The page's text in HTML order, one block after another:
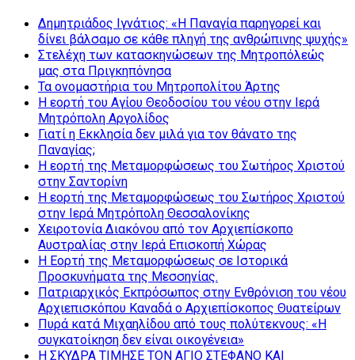
Δημητριάδος Ιγνάτιος: «Η Παναγία παρηγορεί και
δίνει βάλσαμο σε κάθε πληγή της ανθρώπινης ψυχής»
Στελέχη των κατασκηνώσεων της Μητροπόλεώς
μας στα Πριγκηπόνησα
Τα ονομαστήρια του Μητροπολίτου Άρτης
Η εορτή του Αγίου Θεοδοσίου του νέου στην Ιερά
Μητρόπολη Αργολίδος
Γιατί η Εκκλησία δεν μιλά για τον θάνατο της
Παναγίας;
Η εορτή της Μεταμορφώσεως του Σωτήρος Χριστού
στην Σαντορίνη
Η εορτή της Μεταμορφώσεως του Σωτήρος Χριστού
στην Ιερά Μητρόπολη Θεσσαλονίκης
Χειροτονία Διακόνου από τον Αρχιεπίσκοπο
Αυστραλίας στην Ιερά Επισκοπή Χώρας
Η Εορτή της Μεταμορφώσεως σε Ιστορικά
Προσκυνήματα της Μεσσηνίας.
Πατριαρχικός Εκπρόσωπος στην Ενθρόνιση του νέου
Αρχιεπισκόπου Καναδά ο Αρχιεπίσκοπος Θυατείρων
Πυρά κατά Μιχαηλίδου από τους πολύτεκνους: «Η
συγκατοίκηση δεν είναι οικογένεια»
Η ΣΚΥΔΡΑ ΤΙΜΗΣΕ ΤΟΝ ΑΓΙΟ ΣΤΕΦΑΝΟ ΚΑΙ